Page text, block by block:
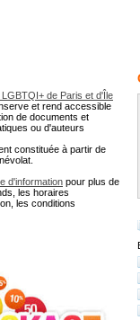
de Paris et d'Île
et rend accessible
de documents et
ou d'auteurs
constituée à partir de
d'information pour plus de
les horaires
les conditions